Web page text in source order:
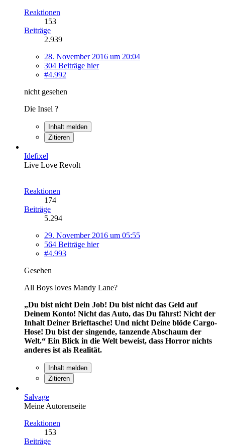
Reaktionen
153
Beiträge
2.939
28. November 2016 um 20:04
304 Beiträge hier
#4.992
nicht gesehen
Die Insel ?
Inhalt melden
Zitieren
Idefixel
Live Love Revolt
Reaktionen
174
Beiträge
5.294
29. November 2016 um 05:55
564 Beiträge hier
#4.993
Gesehen
All Boys loves Mandy Lane?
„Du bist nicht Dein Job! Du bist nicht das Geld auf
Deinem Konto! Nicht das Auto, das Du fährst! Nicht der
Inhalt Deiner Brieftasche! Und nicht Deine blöde Cargo-
Hose! Du bist der singende, tanzende Abschaum der
Welt.“ Ein Blick in die Welt beweist, dass Horror nichts
anderes ist als Realität.
Inhalt melden
Zitieren
Salvage
Meine Autorenseite
Reaktionen
153
Beiträge